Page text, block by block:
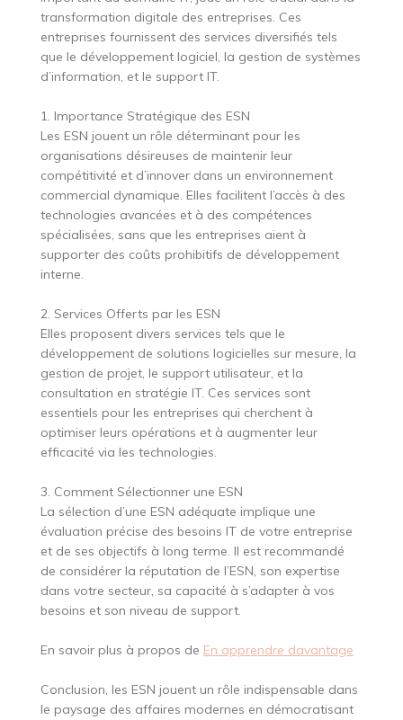
transformation digitale des entreprises. Ces
entreprises fournissent des services diversifiés tels
que le développement logiciel, la gestion de systèmes
d’information, et le support IT.
1. Importance Stratégique des ESN
Les ESN jouent un rôle déterminant pour les
organisations désireuses de maintenir leur
compétitivité et d’innover dans un environnement
commercial dynamique. Elles facilitent l’accès à des
technologies avancées et à des compétences
spécialisées, sans que les entreprises aient à
supporter des coûts prohibitifs de développement
interne.
2. Services Offerts par les ESN
Elles proposent divers services tels que le
développement de solutions logicielles sur mesure, la
gestion de projet, le support utilisateur, et la
consultation en stratégie IT. Ces services sont
essentiels pour les entreprises qui cherchent à
optimiser leurs opérations et à augmenter leur
efficacité via les technologies.
3. Comment Sélectionner une ESN
La sélection d’une ESN adéquate implique une
évaluation précise des besoins IT de votre entreprise
et de ses objectifs à long terme. Il est recommandé
de considérer la réputation de l’ESN, son expertise
dans votre secteur, sa capacité à s’adapter à vos
besoins et son niveau de support.
En savoir plus à propos de En apprendre davantage
Conclusion, les ESN jouent un rôle indispensable dans
le paysage des affaires modernes en démocratisant